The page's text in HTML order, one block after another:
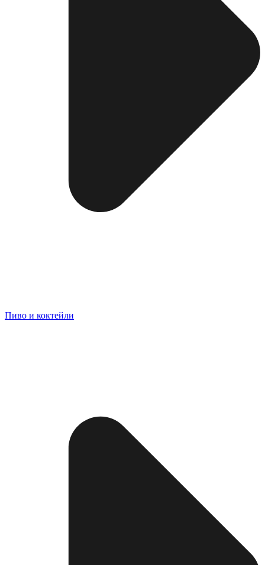
Пиво и коктейли